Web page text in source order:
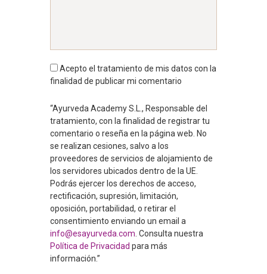
Acepto el tratamiento de mis datos con la
finalidad de publicar mi comentario
“Ayurveda Academy S.L., Responsable del
tratamiento, con la finalidad de registrar tu
comentario o reseña en la página web. No
se realizan cesiones, salvo a los
proveedores de servicios de alojamiento de
los servidores ubicados dentro de la UE.
Podrás ejercer los derechos de acceso,
rectificación, supresión, limitación,
oposición, portabilidad, o retirar el
consentimiento enviando un email a
info@esayurveda.com . Consulta nuestra
Política de Privacidad para más
información.”